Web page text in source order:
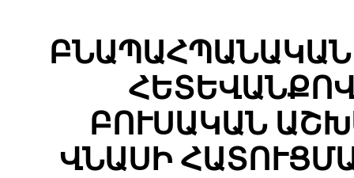
ԲՈՒՍԱԿԱՆ
ՎՆԱՍԻ